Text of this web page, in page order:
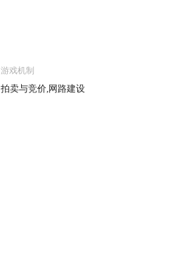
游戏机制
拍卖与竞价,网路建设